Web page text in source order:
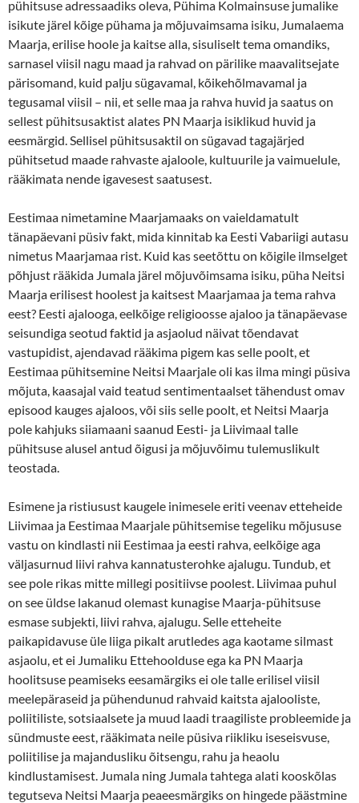
pühitsuse adressaadiks oleva, Pühima Kolmainsuse jumalike
isikute järel kõige pühama ja mõjuvaimsama isiku, Jumalaema
Maarja, erilise hoole ja kaitse alla, sisuliselt tema omandiks,
sarnasel viisil nagu maad ja rahvad on pärilike maavalitsejate
pärisomand, kuid palju sügavamal, kõikehõlmavamal ja
tegusamal viisil – nii, et selle maa ja rahva huvid ja saatus on
sellest pühitsusaktist alates PN Maarja isiklikud huvid ja
eesmärgid. Sellisel pühitsusaktil on sügavad tagajärjed
pühitsetud maade rahvaste ajaloole, kultuurile ja vaimuelule,
rääkimata nende igavesest saatusest.
Eestimaa nimetamine Maarjamaaks on vaieldamatult
tänapäevani püsiv fakt, mida kinnitab ka Eesti Vabariigi autasu
nimetus Maarjamaa rist. Kuid kas seetõttu on kõigile ilmselget
põhjust rääkida Jumala järel mõjuvõimsama isiku, püha Neitsi
Maarja erilisest hoolest ja kaitsest Maarjamaa ja tema rahva
eest? Eesti ajalooga, eelkõige religioosse ajaloo ja tänapäevase
seisundiga seotud faktid ja asjaolud näivat tõendavat
vastupidist, ajendavad rääkima pigem kas selle poolt, et
Eestimaa pühitsemine Neitsi Maarjale oli kas ilma mingi püsiva
mõjuta, kaasajal vaid teatud sentimentaalset tähendust omav
episood kauges ajaloos, või siis selle poolt, et Neitsi Maarja
pole kahjuks siiamaani saanud Eesti- ja Liivimaal talle
pühitsuse alusel antud õigusi ja mõjuvõimu tulemuslikult
teostada.
Esimene ja ristiusust kaugele inimesele eriti veenav etteheide
Liivimaa ja Eestimaa Maarjale pühitsemise tegeliku mõjususe
vastu on kindlasti nii Eestimaa ja eesti rahva, eelkõige aga
väljasurnud liivi rahva kannatusterohke ajalugu. Tundub, et
see pole rikas mitte millegi positiivse poolest. Liivimaa puhul
on see üldse lakanud olemast kunagise Maarja-pühitsuse
esmase subjekti, liivi rahva, ajalugu. Selle etteheite
paikapidavuse üle liiga pikalt arutledes aga kaotame silmast
asjaolu, et ei Jumaliku Ettehoolduse ega ka PN Maarja
hoolitsuse peamiseks eesamärgiks ei ole talle erilisel viisil
meelepäraseid ja pühendunud rahvaid kaitsta ajalooliste,
poliitiliste, sotsiaalsete ja muud laadi traagiliste probleemide ja
sündmuste eest, rääkimata neile püsiva riikliku iseseisvuse,
poliitilise ja majandusliku õitsengu, rahu ja heaolu
kindlustamisest. Jumala ning Jumala tahtega alati kooskõlas
tegutseva Neitsi Maarja peaeesmärgiks on hingede päästmine